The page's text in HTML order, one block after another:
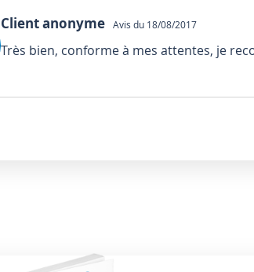
Client anonyme Avis du 18/08/2017
Très bien, conforme à mes attentes, je